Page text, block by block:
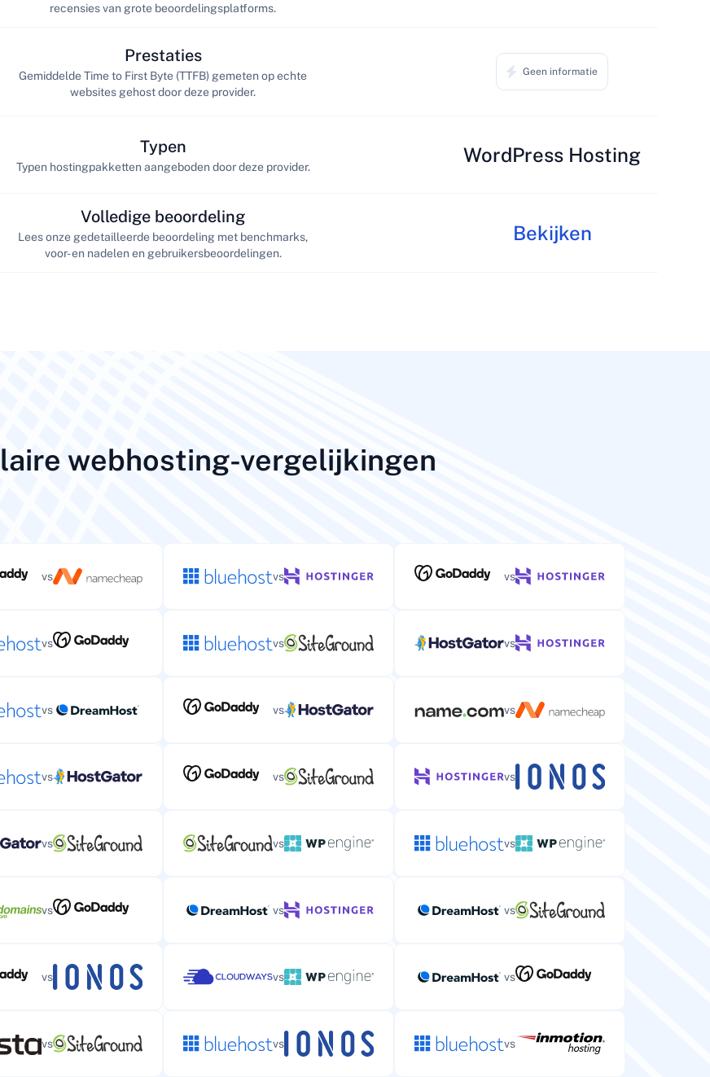
recensies van grote beoordelingsplatforms.
Prestaties
Gemiddelde Time to First Byte (TTFB) gemeten op echte
websites gehost door deze provider.
Geen informatie
Typen
Typen hostingpakketten aangeboden door deze provider.
WordPress Hosting
Volledige beoordeling
Lees onze gedetailleerde beoordeling met benchmarks,
voor- en nadelen en gebruikersbeoordelingen.
Bekijken
webhosting-vergelijkingen
vs vs vs
vs vs vs
vs vs vs
vs vs vs
vs vs vs
vs vs vs
vs vs vs
vs vs vs